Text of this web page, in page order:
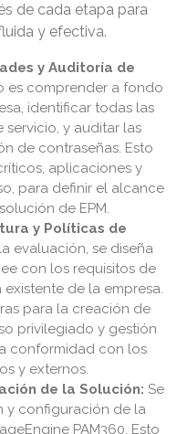
de cada etapa para
y efectiva.
y Auditoría de
es comprender a fondo
identificar todas las
y auditar las
de contraseñas. Esto
aplicaciones y
para definir el alcance
de EPM.
y Políticas de
evaluación, se diseña
con los requisitos de
de la empresa.
para la creación de
privilegiado y gestión
conformidad con los
y externos.
de la Solución: Se
y configuración de la
PAM360. Esto